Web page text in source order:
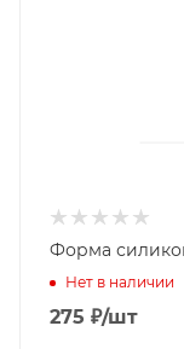
Форма
Нет в наличии
275 ₽/шт